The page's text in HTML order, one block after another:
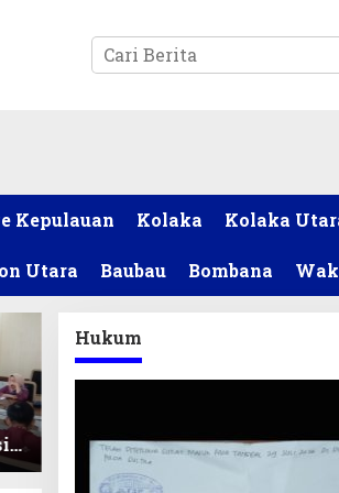
Kepulauan Kolaka Kolaka
Utara Baubau Bombana
Hukum